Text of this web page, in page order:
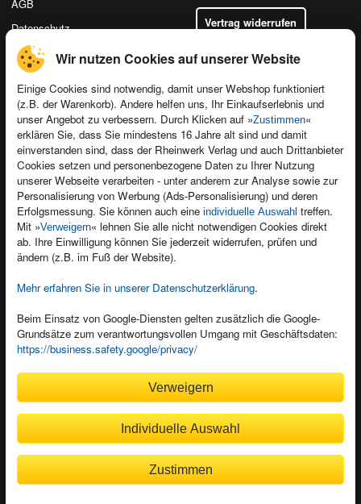
Wir nutzen Cookies auf unserer Website
Einige Cookies sind notwendig, damit unser Webshop funktioniert
(z.B. der Warenkorb). Andere helfen uns, Ihr Einkaufserlebnis und
unser Angebot zu verbessern. Durch Klicken auf »Zustimmen«
erklären Sie, dass Sie mindestens 16 Jahre alt sind und damit
einverstanden sind, dass der Rheinwerk Verlag und auch Drittanbieter
Cookies setzen und personenbezogene Daten zu Ihrer Nutzung
unserer Webseite verarbeiten - unter anderem zur Analyse sowie zur
Personalisierung von Werbung (Ads-Personalisierung) und deren
Erfolgsmessung. Sie können auch eine individuelle Auswahl treffen.
Mit »Verweigern« lehnen Sie alle nicht notwendigen Cookies direkt
ab. Ihre Einwilligung können Sie jederzeit widerrufen, prüfen und
ändern (z.B. im Fuß der Website).
Mehr erfahren Sie in unserer Datenschutzerklärung.
Beim Einsatz von Google-Diensten gelten zusätzlich die Google-
Grundsätze zum verantwortungsvollen Umgang mit Geschäftsdaten:
https://business.safety.google/privacy/
Zustimmen
Verweigern
Individuelle Auswahl
Kontakt
Newsletter
Für Unternehmen
Presseservice
Dozentenservice
Produktfeedback
Foreign Rights
Ein Buch schreiben
AGB
Datenschutz
Vertrag widerrufen
Kundenservice
Wir sind gerne für Sie da!
service@rheinwerk-verlag.de
Rechnung Bankeinzug